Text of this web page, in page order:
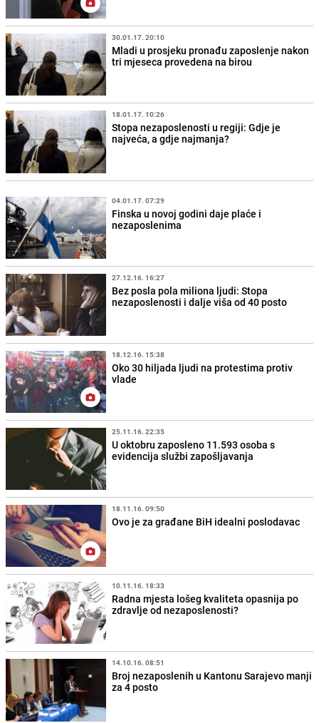
30.01.17. 20:10
Mladi u prosjeku pronađu zaposlenje nakon
tri mjeseca provedena na birou
18.01.17. 10:26
Stopa nezaposlenosti u regiji: Gdje je
najveća, a gdje najmanja?
04.01.17. 07:29
Finska u novoj godini daje plaće i
nezaposlenima
27.12.16. 16:27
Bez posla pola miliona ljudi: Stopa
nezaposlenosti i dalje viša od 40 posto
18.12.16. 15:38
Oko 30 hiljada ljudi na protestima protiv
vlade
25.11.16. 22:35
U oktobru zaposleno 11.593 osoba s
evidencija službi zapošljavanja
18.11.16. 09:50
Ovo je za građane BiH idealni poslodavac
10.11.16. 18:33
Radna mjesta lošeg kvaliteta opasnija po
zdravlje od nezaposlenosti?
14.10.16. 08:51
Broj nezaposlenih u Kantonu Sarajevo manji
za 4 posto